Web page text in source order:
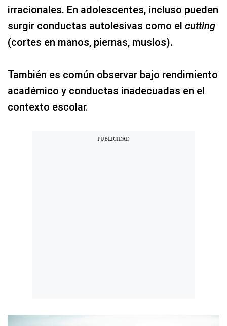
irracionales. En adolescentes, incluso pueden
surgir conductas autolesivas como el cutting
(cortes en manos, piernas, muslos).
También es común observar bajo rendimiento
académico y conductas inadecuadas en el
contexto escolar.